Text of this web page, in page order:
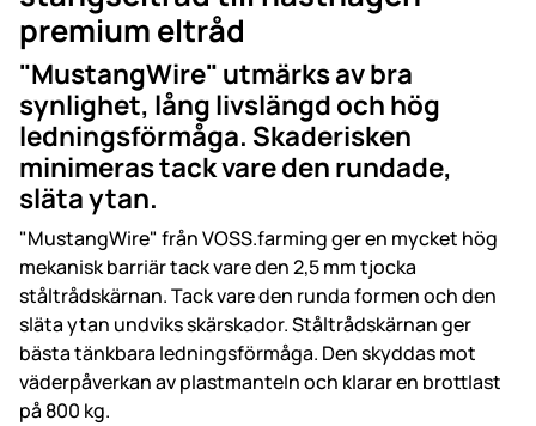
premium eltråd
"MustangWire" utmärks av bra
synlighet, lång livslängd och hög
ledningsförmåga. Skaderisken
minimeras tack vare den rundade,
släta ytan.
"MustangWire" från VOSS.farming ger en mycket hög
mekanisk barriär tack vare den 2,5 mm tjocka
ståltrådskärnan. Tack vare den runda formen och den
släta ytan undviks skärskador. Ståltrådskärnan ger
bästa tänkbara ledningsförmåga. Den skyddas mot
väderpåverkan av plastmanteln och klarar en brottlast
på 800 kg.